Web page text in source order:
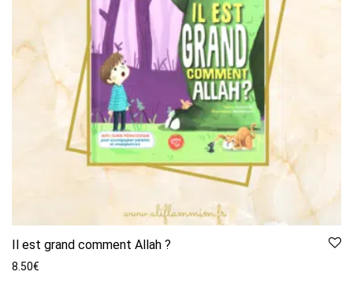
Il est grand comment Allah ?
8.50€